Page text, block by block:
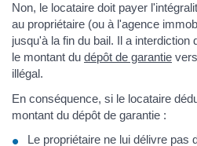
Non, le locataire doit payer
au propriétaire (ou à l'agence
jusqu'à la fin du bail. Il a interdiction
le montant du dépôt de garantie
illégal.
En conséquence, si le locataire
montant du dépôt de garantie :
Le propriétaire ne lui délivre pas